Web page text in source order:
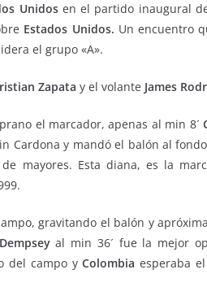
Unidosen el partido inaugural
Estados Unidos. Un encuentro
el grupo «A».
Zapata y el volante James
el marcador, apenas al min 8´
Cardona y mandó el balón al
mayores. Esta diana, es la
gravitando el balón y
al min 36´ fue la mejor
del campo yColombia esperaba
VIAJES